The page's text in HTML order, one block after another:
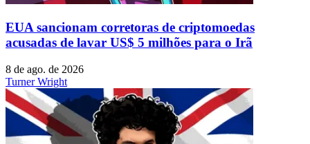
EUA sancionam corretoras de criptomoedas
acusadas de lavar US$ 5 milhões para o Irã
8 de ago. de 2026
Turner Wright